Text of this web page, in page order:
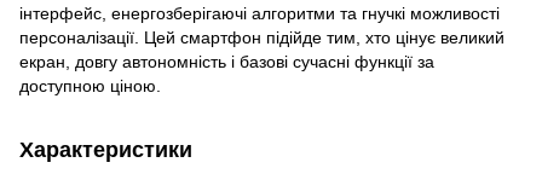
інтерфейс, енергозберігаючі алгоритми та гнучкі можливості
персоналізації. Цей смартфон підійде тим, хто цінує великий
екран, довгу автономність і базові сучасні функції за
доступною ціною.
Характеристики